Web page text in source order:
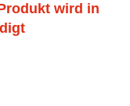
wird in